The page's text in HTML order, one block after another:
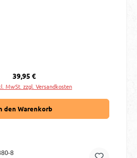
Regulärer Preis:
39,95 €
MwSt. zzgl. Versandkosten
den Warenkorb